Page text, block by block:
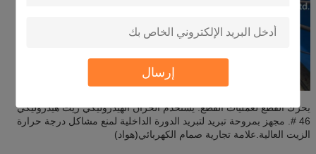
إرسال
يحرك القطع لعمليات القطع. يستخدم الخزان الهيدروليكي زيت هيدروليكي
46 #. مجهز بمروحة تبريد لتبريد الدورة الداخلية لمنع مشاكل درجة حرارة
الزيت العالية.علامة تجارية صمام الكهربائي(هواد)